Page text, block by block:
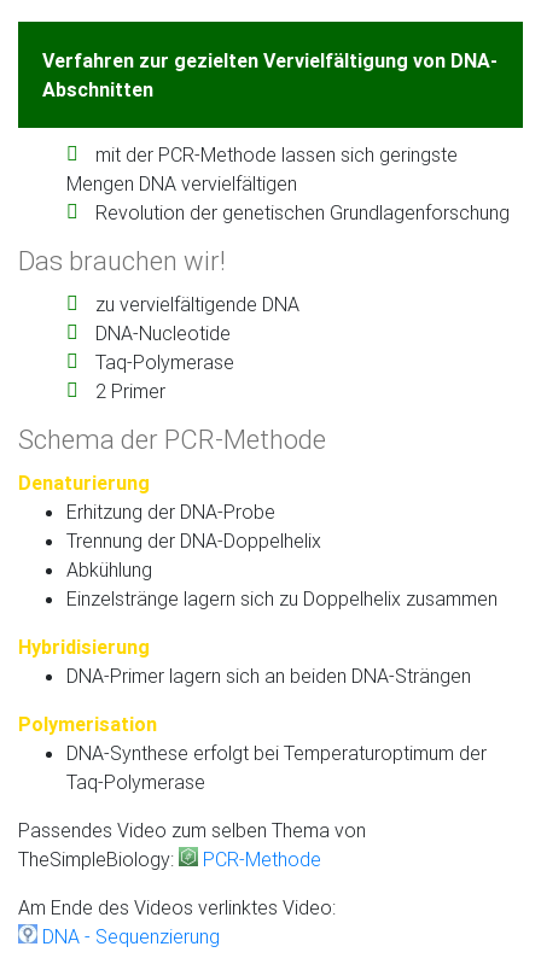
Verfahren zur gezielten Vervielfältigung von DNA-
Abschnitten
mit der PCR-Methode lassen sich geringste
Mengen DNA vervielfältigen
Revolution der genetischen Grundlagenforschung
Das brauchen wir!
zu vervielfältigende DNA
DNA-Nucleotide
Taq-Polymerase
2 Primer
Schema der PCR-Methode
Denaturierung
Erhitzung der DNA-Probe
Trennung der DNA-Doppelhelix
Abkühlung
Einzelstränge lagern sich zu Doppelhelix zusammen
Hybridisierung
DNA-Primer lagern sich an beiden DNA-Strängen
Polymerisation
DNA-Synthese erfolgt bei Temperaturoptimum der
Taq-Polymerase
Passendes Video zum selben Thema von
TheSimpleBiology:
PCR-Methode
Am Ende des Videos verlinktes Video:
DNA - Sequenzierung